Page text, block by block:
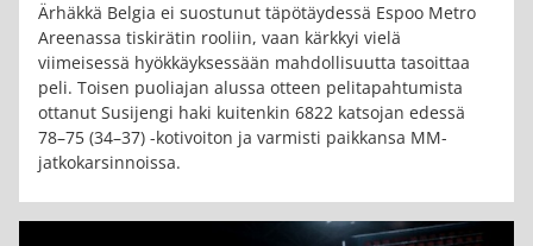
Ärhäkkä Belgia ei suostunut täpötäydessä Espoo Metro
Areenassa tiskirätin rooliin, vaan kärkkyi vielä
viimeisessä hyökkäyksessään mahdollisuutta tasoittaa
peli. Toisen puoliajan alussa otteen pelitapahtumista
ottanut Susijengi haki kuitenkin 6822 katsojan edessä
78–75 (34–37) -kotivoiton ja varmisti paikkansa MM-
jatkokarsinnoissa.